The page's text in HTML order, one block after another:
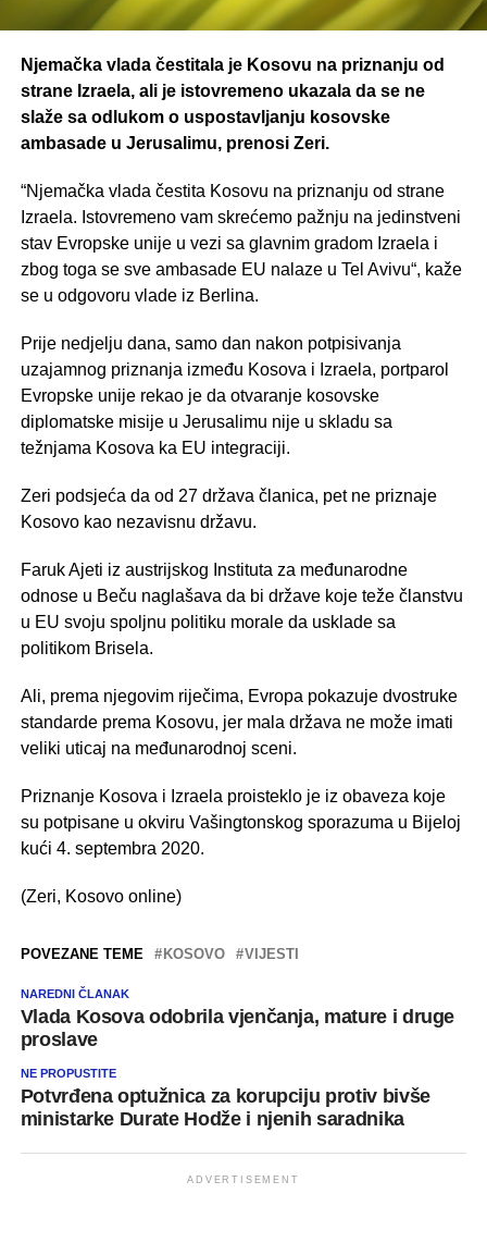
Njemačka vlada čestitala je Kosovu na priznanju od
strane Izraela, ali je istovremeno ukazala da se ne
slaže sa odlukom o uspostavljanju kosovske
ambasade u Jerusalimu, prenosi Zeri.
“Njemačka vlada čestita Kosovu na priznanju od strane
Izraela. Istovremeno vam skrećemo pažnju na jedinstveni
stav Evropske unije u vezi sa glavnim gradom Izraela i
zbog toga se sve ambasade EU nalaze u Tel Avivu“, kaže
se u odgovoru vlade iz Berlina.
Prije nedjelju dana, samo dan nakon potpisivanja
uzajamnog priznanja između Kosova i Izraela, portparol
Evropske unije rekao je da otvaranje kosovske
diplomatske misije u Jerusalimu nije u skladu sa
težnjama Kosova ka EU integraciji.
Zeri podsjeća da od 27 država članica, pet ne priznaje
Kosovo kao nezavisnu državu.
Faruk Ajeti iz austrijskog Instituta za međunarodne
odnose u Beču naglašava da bi države koje teže članstvu
u EU svoju spoljnu politiku morale da usklade sa
politikom Brisela.
Ali, prema njegovim riječima, Evropa pokazuje dvostruke
standarde prema Kosovu, jer mala država ne može imati
veliki uticaj na međunarodnoj sceni.
Priznanje Kosova i Izraela proisteklo je iz obaveza koje
su potpisane u okviru Vašingtonskog sporazuma u Bijeloj
kući 4. septembra 2020.
(Zeri, Kosovo online)
POVEZANE TEME KOSOVO VIJESTI
NAREDNI ČLANAK
Vlada Kosova odobrila vjenčanja, mature i druge
proslave
NE PROPUSTITE
Potvrđena optužnica za korupciju protiv bivše
ministarke Durate Hodže i njenih saradnika
ADVERTISEMENT